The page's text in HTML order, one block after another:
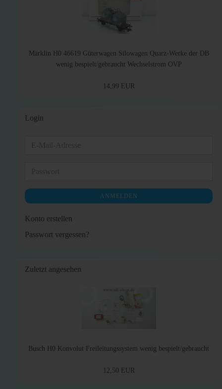
Märklin H0 46619 Güterwagen Silowagen Quarz-Werke der DB
wenig bespielt/gebraucht Wechselstrom OVP
14,99 EUR
Login
ANMELDEN
Konto erstellen
Passwort vergessen?
Zuletzt angesehen
Busch H0 Konvolut Freileitungssystem wenig bespielt/gebraucht
12,50 EUR